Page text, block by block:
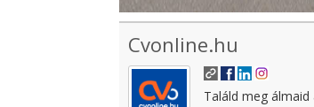
Cvonline.hu
Találd meg